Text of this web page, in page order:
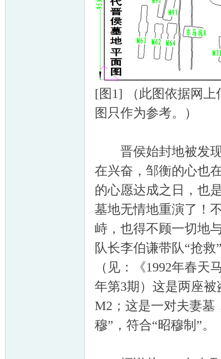
[图1] （此图依据网
图只作为参考。）
晋侯始封地被发现
在兴奋，邹衡的心也
的心愿达成之日，也
墓地无情地重演了！
峙，也得不顾一切地
队长李伯谦带队“抢
（见：《1992年春
年第3期）这是两座
M2；这是一对夫妻墓
穆”，符合“昭穆制”。